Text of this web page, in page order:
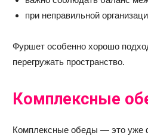
при неправильной
Фуршет особенно хорошо
перегружать пространство.
Комплексные
Комплексные обеды — это уже